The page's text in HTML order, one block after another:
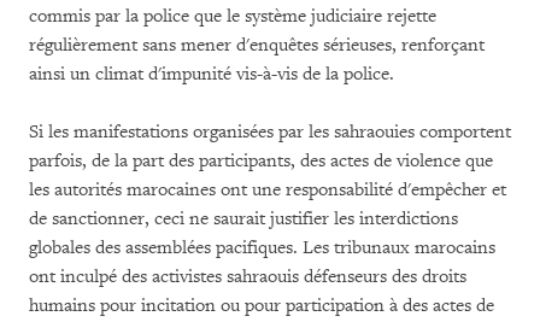
commis par la police que le système judiciaire rejette
régulièrement sans mener d'enquêtes sérieuses, renforçant
ainsi un climat d'impunité vis-à-vis de la police.
Si les manifestations organisées par les sahraouies comportent
parfois, de la part des participants, des actes de violence que
les autorités marocaines ont une responsabilité d'empêcher et
de sanctionner, ceci ne saurait justifier les interdictions
globales des assemblées pacifiques. Les tribunaux marocains
ont inculpé des activistes sahraouis défenseurs des droits
humains pour incitation ou pour participation à des actes de